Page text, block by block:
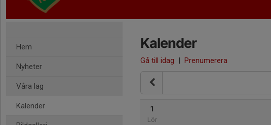
Hem
Nyheter
Våra lag
Kalender
Kalender
Gå till idag | Prenumerera
1
Lör